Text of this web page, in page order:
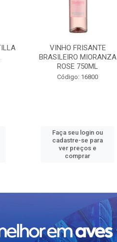
VINHO FRISANTE
BRASILEIRO MIORANZA
ROSE 750ML
Código: 16800
Faça seu login ou
cadastre-se para
ver preços e
comprar